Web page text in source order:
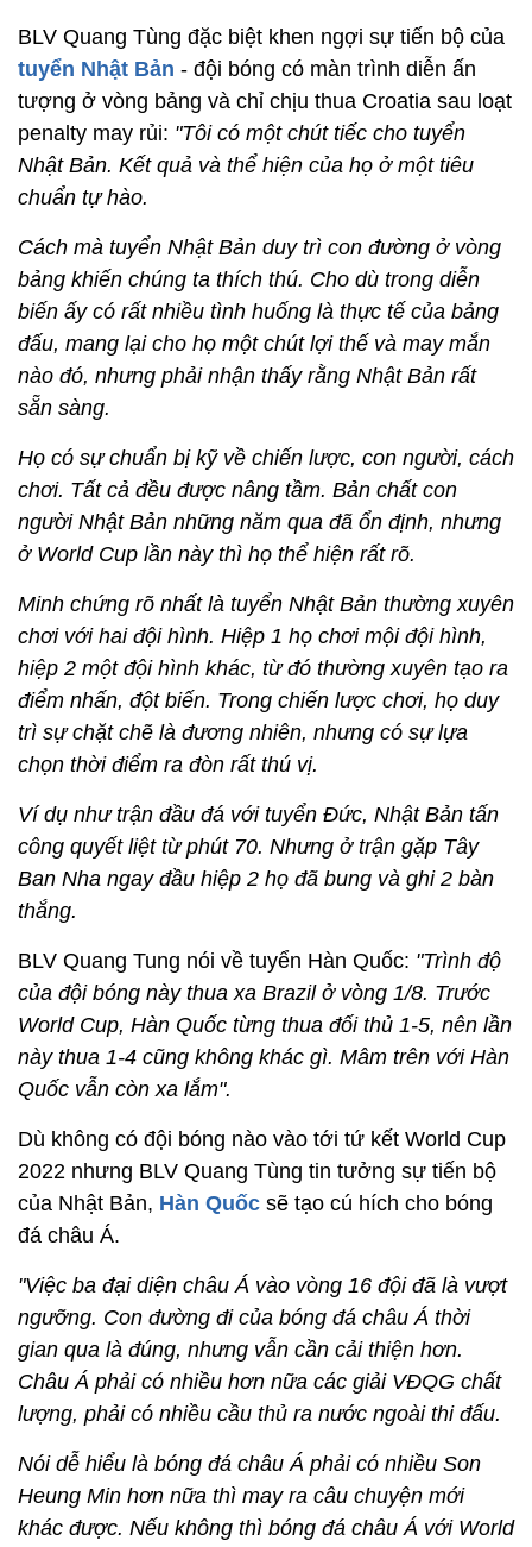
BLV Quang Tùng đặc biệt khen ngợi sự tiến bộ của
tuyển Nhật Bản - đội bóng có màn trình diễn ấn
tượng ở vòng bảng và chỉ chịu thua Croatia sau loạt
penalty may rủi: "Tôi có một chút tiếc cho tuyển
Nhật Bản. Kết quả và thể hiện của họ ở một tiêu
chuẩn tự hào.
Cách mà tuyển Nhật Bản duy trì con đường ở vòng
bảng khiến chúng ta thích thú. Cho dù trong diễn
biến ấy có rất nhiều tình huống là thực tế của bảng
đấu, mang lại cho họ một chút lợi thế và may mắn
nào đó, nhưng phải nhận thấy rằng Nhật Bản rất
sẵn sàng.
Họ có sự chuẩn bị kỹ về chiến lược, con người, cách
chơi. Tất cả đều được nâng tầm. Bản chất con
người Nhật Bản những năm qua đã ổn định, nhưng
ở World Cup lần này thì họ thể hiện rất rõ.
Minh chứng rõ nhất là tuyển Nhật Bản thường xuyên
chơi với hai đội hình. Hiệp 1 họ chơi mội đội hình,
hiệp 2 một đội hình khác, từ đó thường xuyên tạo ra
điểm nhấn, đột biến. Trong chiến lược chơi, họ duy
trì sự chặt chẽ là đương nhiên, nhưng có sự lựa
chọn thời điểm ra đòn rất thú vị.
Ví dụ như trận đầu đá với tuyển Đức, Nhật Bản tấn
công quyết liệt từ phút 70. Nhưng ở trận gặp Tây
Ban Nha ngay đầu hiệp 2 họ đã bung và ghi 2 bàn
thắng.
BLV Quang Tung nói về tuyển Hàn Quốc: "Trình độ
của đội bóng này thua xa Brazil ở vòng 1/8. Trước
World Cup, Hàn Quốc từng thua đối thủ 1-5, nên lần
này thua 1-4 cũng không khác gì. Mâm trên với Hàn
Quốc vẫn còn xa lắm".
Dù không có đội bóng nào vào tới tứ kết World Cup
2022 nhưng BLV Quang Tùng tin tưởng sự tiến bộ
của Nhật Bản, Hàn Quốc sẽ tạo cú hích cho bóng
đá châu Á.
"Việc ba đại diện châu Á vào vòng 16 đội đã là vượt
ngưỡng. Con đường đi của bóng đá châu Á thời
gian qua là đúng, nhưng vẫn cần cải thiện hơn.
Châu Á phải có nhiều hơn nữa các giải VĐQG chất
lượng, phải có nhiều cầu thủ ra nước ngoài thi đấu.
Nói dễ hiểu là bóng đá châu Á phải có nhiều Son
Heung Min hơn nữa thì may ra câu chuyện mới
khác được. Nếu không thì bóng đá châu Á với World